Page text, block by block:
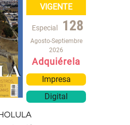
VIGENTE
Especial 128
Agosto-Septiembre
2026
Adquiérela
Impresa
Digital